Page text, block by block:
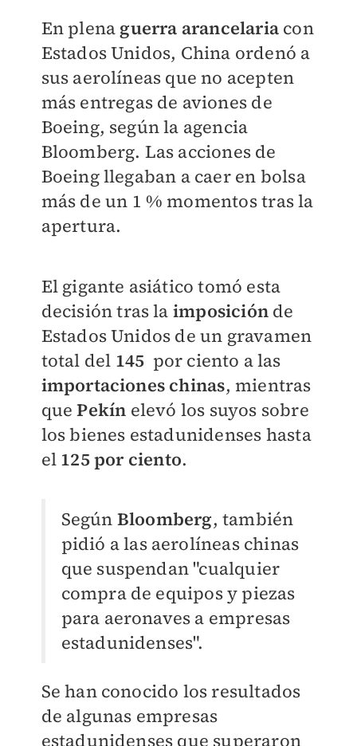
En plena guerra arancelariacon
Estados Unidos, China ordenó a
sus aerolíneas que no acepten
más entregas de aviones de
Boeing, según la agencia
Bloomberg. Las acciones de
Boeing llegaban a caer en bolsa
más de un 1 % momentos tras la
apertura.
El gigante asiático tomó esta
decisión tras la imposición de
Estados Unidos de un gravamen
total del 145 por ciento a las
importaciones chinas, mientras
quePekín elevó los suyos sobre
los bienes estadunidenses hasta
el 125 por ciento.
Según Bloomberg, también
pidió a las aerolíneas chinas
que suspendan "cualquier
compra de equipos y piezas
para aeronaves a empresas
estadunidenses".
Se han conocido los resultados
de algunas empresas
estadunidenses que superaron